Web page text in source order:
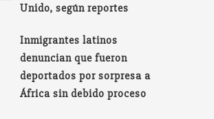
Unido, según reportes
Inmigrantes latinos
denuncian que fueron
deportados por sorpresa a
África sin debido proceso